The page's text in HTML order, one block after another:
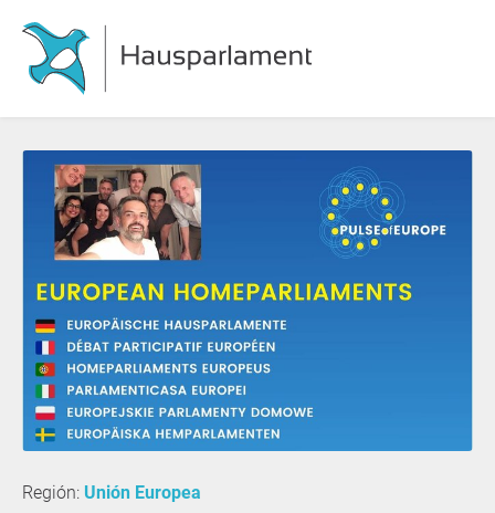
Región: Unión Europea